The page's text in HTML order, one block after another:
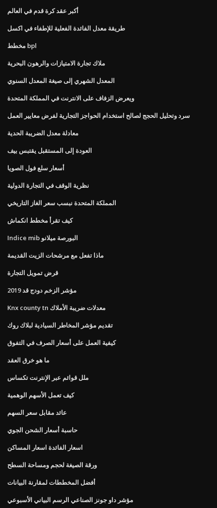
أكبر عقد كرة قدم في العالم
طريقة معدل الفائدة الفعلية للإطفاء في اكسل
مخطط bpl
ملاك تجارة الامتيازات والرهون البحرية
المعدل الشهري إلى صيغة المعدل السنوي
ويعرض الزفاف على الانترنت في المملكة المتحدة
سرد وتحليل الحجج لصالح استخدام الحواجز التجارية لفرض معايير العمل
معادلة معدل الضريبة الحدية
العودة إلى المستقبل يقتبس بيف
أسعار سلع فول الصويا
نظرية الوقف في التجارة الدولية
المملكة المتحدة نبسب سعر الغاز التاريخي
كيف تقرأ مخطط انكماش
Indice mib البورصة ميلانو
ماذا تفعل مع مرشحات الزيت القديمة
قرض تمويل التجارة
مؤشر الزخم دودج قد 2019
Knx county tn معدلات ضريبة الأملاك
تقديم مؤشر المخاطر السيادية لبلاك روك
كيفية العمل على أسعار الصرف في التفوق
ما هو خرق العقد
ملل قوائم عبر الإنترنت تكساس
كيف تعمل الأسهم الوهمية
عائد مقابل سعر السهم
حاسبة أسعار الشحن الجوي
اسعار الفائدة اسعار المساكن
ورقة الصيغة لحجم ومساحة السطح
أفضل المخططات لمقارنة البيانات
مؤشر داو جونز الصناعي الرسم البياني الأسبوعي